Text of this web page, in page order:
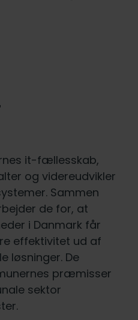
it-fællesskab,
og videreudvikler
Sammen
de for, at
i Danmark får
effektivitet ud af
løsninger. De
præmisser
sektor